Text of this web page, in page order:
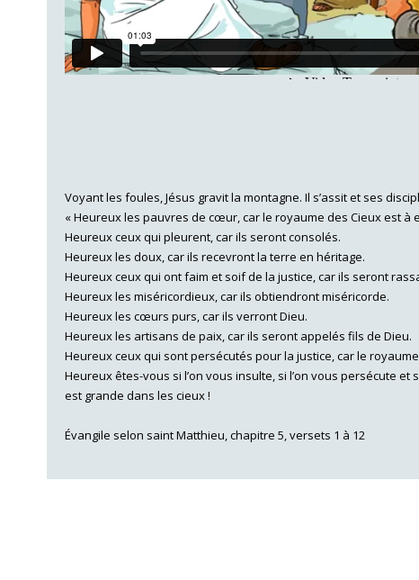
Voyant les foules, Jésus gravit la montagne. Il s’assit et ses
« Heureux les pauvres de cœur, car le royaume des Cieux est à
Heureux ceux qui pleurent, car ils seront consolés.
Heureux les doux, car ils recevront la terre en héritage.
Heureux ceux qui ont faim et soif de la justice, car ils seront
Heureux les miséricordieux, car ils obtiendront miséricorde.
Heureux les cœurs purs, car ils verront Dieu.
Heureux les artisans de paix, car ils seront appelés fils de Dieu.
Heureux ceux qui sont persécutés pour la justice, car le
Heureux êtes-vous si l’on vous insulte, si l’on vous persécute
est grande dans les cieux !
Évangile selon saint Matthieu, chapitre 5, versets 1 à 12